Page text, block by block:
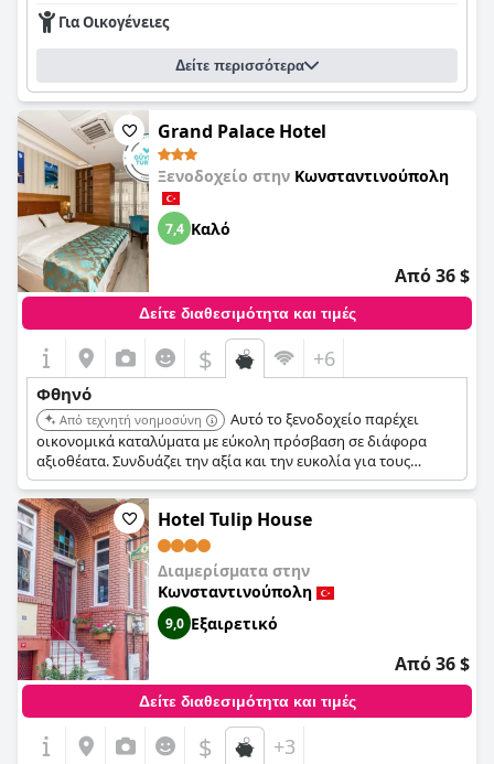
Για Οικογένειες
Δείτε περισσότερα
Grand Palace Hotel
Ξενοδοχείο στην Κωνσταντινούπολη
7,4 Καλό
Από 36 $
Δείτε διαθεσιμότητα και τιμές
$ +6
Φθηνό
Από τεχνητή νοημοσύνη
Αυτό το ξενοδοχείο παρέχει
οικονομικά καταλύματα με εύκολη πρόσβαση σε διάφορα
αξιοθέατα. Συνδυάζει την αξία και την ευκολία για τους
ταξιδιώτες με περιορισμένο προϋπολογισμό.
Hotel Tulip House
Διαμερίσματα στην
Κωνσταντινούπολη
9,0 Εξαιρετικό
Από 36 $
Δείτε διαθεσιμότητα και τιμές
$ +3